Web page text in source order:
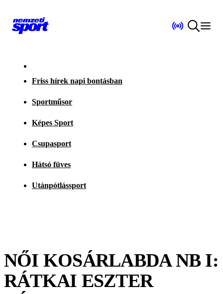
Friss hírek napi bontásban
Sportműsor
Képes Sport
Csupasport
Hátsó füves
Utánpótlássport
NŐI KOSÁRLABDA NB I:
RÁTKAI ESZTER